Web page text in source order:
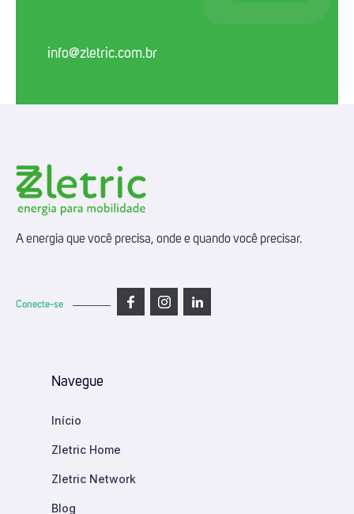
info@zletric.com.br
A energia que você precisa, onde e quando você precisar.
Conecte-se
Navegue
Início
Zletric Home
Zletric Network
Blog